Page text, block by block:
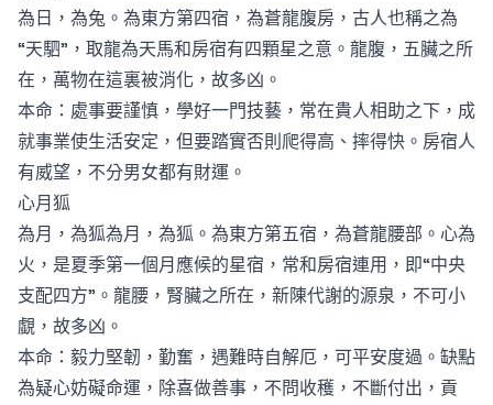
為日，為兔。為東方第四宿，為蒼龍腹房，古人也稱之為
“天駟”，取龍為天馬和房宿有四顆星之意。龍腹，五臟之所
在，萬物在這裏被消化，故多凶。
本命：處事要謹慎，學好一門技藝，常在貴人相助之下，成
就事業使生活安定，但要踏實否則爬得高、摔得快。房宿人
有威望，不分男女都有財運。
心月狐
為月，為狐為月，為狐。為東方第五宿，為蒼龍腰部。心為
火，是夏季第一個月應候的星宿，常和房宿連用，即“中央
支配四方”。龍腰，腎臟之所在，新陳代謝的源泉，不可小
覷，故多凶。
本命：毅力堅韌，勤奮，遇難時自解厄，可平安度過。缺點
為疑心妨礙命運，除喜做善事，不問收穫，不斷付出，貢